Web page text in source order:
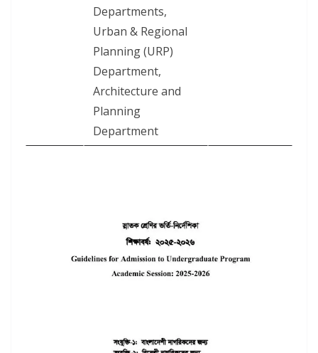
Departments,
Urban & Regional
Planning (URP)
Department,
Architecture and
Planning
Department